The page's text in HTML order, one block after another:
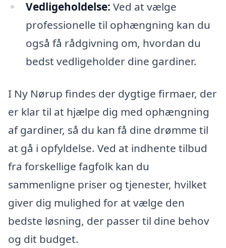
Vedligeholdelse: Ved at vælge
professionelle til ophængning kan du
også få rådgivning om, hvordan du
bedst vedligeholder dine gardiner.
I Ny Nørup findes der dygtige firmaer, der
er klar til at hjælpe dig med ophængning
af gardiner, så du kan få dine drømme til
at gå i opfyldelse. Ved at indhente tilbud
fra forskellige fagfolk kan du
sammenligne priser og tjenester, hvilket
giver dig mulighed for at vælge den
bedste løsning, der passer til dine behov
og dit budget.